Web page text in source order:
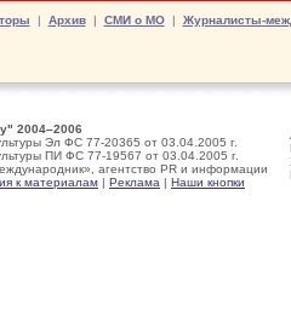
| Архив| СМИ о МО| Журналисты-
2004–2006
Эл ФС 77-20365 от 03.04.2005 г.
ПИ ФС 77-19567 от 03.04.2005 г.
агентство PR и информации
к материалам | Реклама | Наши кнопки